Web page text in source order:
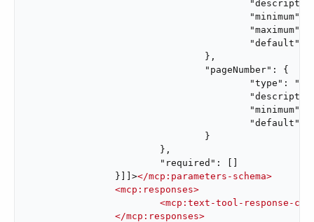
		}]]>
</mcp:parameters-schema>
<mcp:responses>
<mcp:text-tool-response-
</mcp:responses>